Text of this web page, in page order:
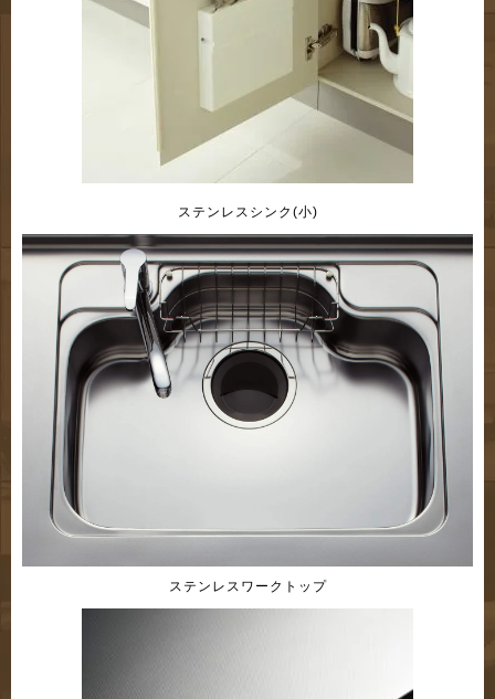
ステンレスシンク(小)
ステンレスワークトップ